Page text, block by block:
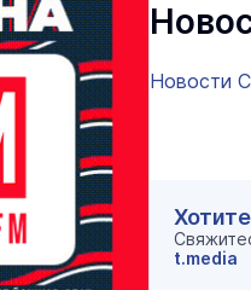
Новости
t.media